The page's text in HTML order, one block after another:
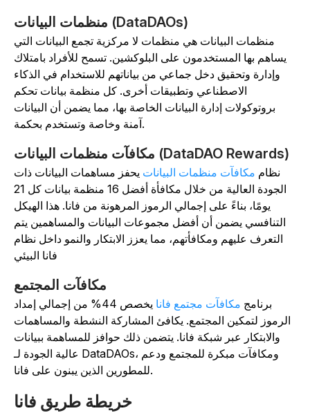
منظمات البيانات (DataDAOs)
منظمات البيانات هي منظمات لا مركزية تجمع البيانات التي
يساهم بها المستخدمون على البلوكشين. تسمح للأفراد بامتلاك
وإدارة وتحقيق دخل جماعي من بياناتهم للاستخدام في الذكاء
الاصطناعي وتطبيقات أخرى. كل منظمة بيانات تحكم
بروتوكولات إدارة البيانات الخاصة بها، مما يضمن أن البيانات
مكافآت منظمات البيانات (DataDAO Rewards)
نظاممكافآت منظمات البياناتيحفز مساهمات البيانات ذات
الجودة العالية من خلال مكافأة أفضل 16 منظمة بيانات كل 21
يومًا، بناءً على إجمالي الرموز المرهونة من فانا. هذا الهيكل
التنافسي يضمن أن أفضل مجموعات البيانات والمساهمين يتم
التعرف عليهم ومكافأتهم، مما يعزز الابتكار والنمو داخل نظام
فانا البيئي
مكافآت المجتمع
برنامجمكافآت مجتمع فانا
يخصص 44% من إجمالي إمداد
الرموز لتمكين المجتمع. يكافئ المشاركة النشطة والمساهمات
والابتكار عبر شبكة فانا. يتضمن ذلك حوافز للمساهمة ببيانات
عالية الجودة لـ DataDAOs، ومكافآت مبكرة للمجتمع ودعم
خريطة طريق فانا